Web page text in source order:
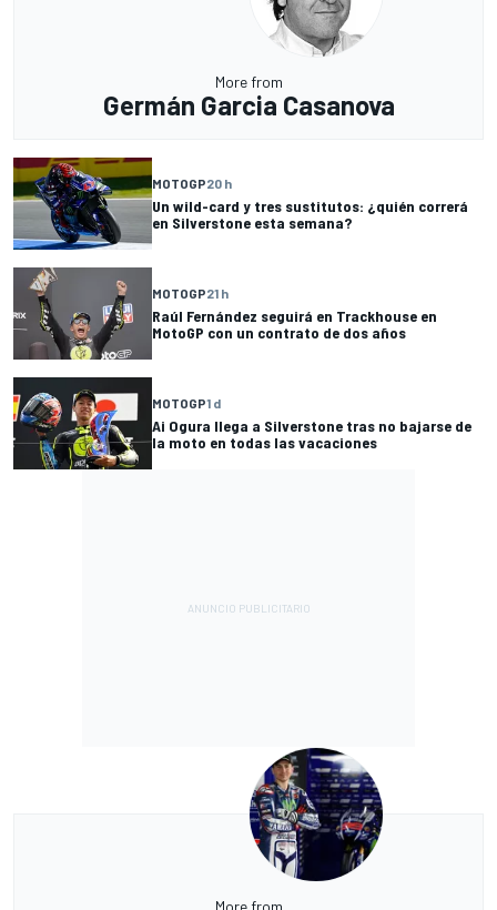
More from
Germán Garcia Casanova
MOTOGP20 h
Un wild-card y tres sustitutos: ¿quién correrá
en Silverstone esta semana?
MOTOGP21 h
Raúl Fernández seguirá en Trackhouse en
MotoGP con un contrato de dos años
MOTOGP1 d
Ai Ogura llega a Silverstone tras no bajarse de
la moto en todas las vacaciones
More from